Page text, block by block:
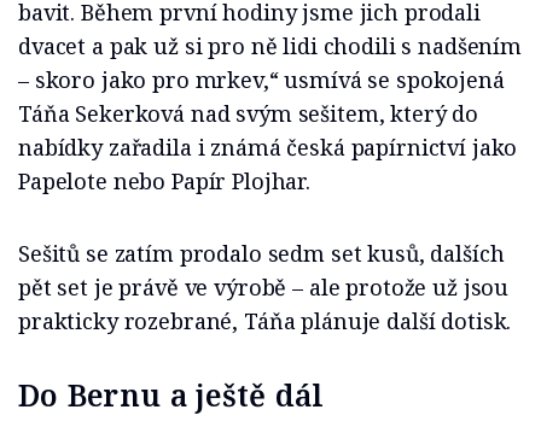
bavit. Během první hodiny jsme jich prodali
dvacet a pak už si pro ně lidi chodili s nadšením
– skoro jako pro mrkev,“ usmívá se spokojená
Táňa Sekerková nad svým sešitem, který do
nabídky zařadila i známá česká papírnictví jako
Papelote nebo Papír Plojhar.
Sešitů se zatím prodalo sedm set kusů, dalších
pět set je právě ve výrobě – ale protože už jsou
prakticky rozebrané, Táňa plánuje další dotisk.
Do Bernu a ještě dál